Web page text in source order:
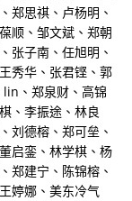
郑思祺、卢杨明、
顺、邹文斌、郑朝
张子南、任旭明、
秀华、张君铿、郭
lin、郑泉财、高锦
、李振途、林良
刘德榕、郑可垒、
启銮、林学棋、杨
郑建宁、陈锦榕、
婷娜、美东冷气